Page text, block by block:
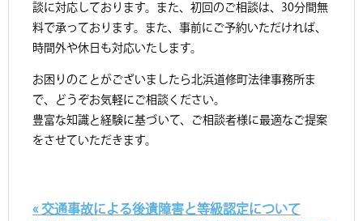
談に対応しております。また、初回のご相談は、30分間無
料で承っております。また、事前にご予約いただければ、
時間外や休日も対応いたします。
お困りのことがございましたら北浜道修町法律事務所ま
で、どうぞお気軽にご相談ください。
豊富な知識と経験に基づいて、ご相談者様に最適なご提案
をさせていただきます。
« 交通事故による後遺障害と等級認定について